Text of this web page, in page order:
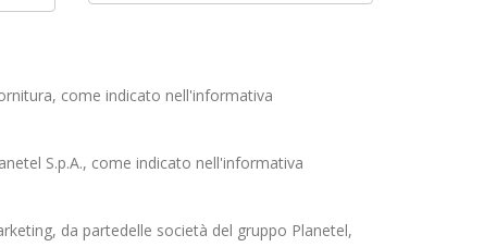
come indicato nell'informativa
S.p.A., come indicato nell'informativa
da partedelle società del gruppo Planetel,